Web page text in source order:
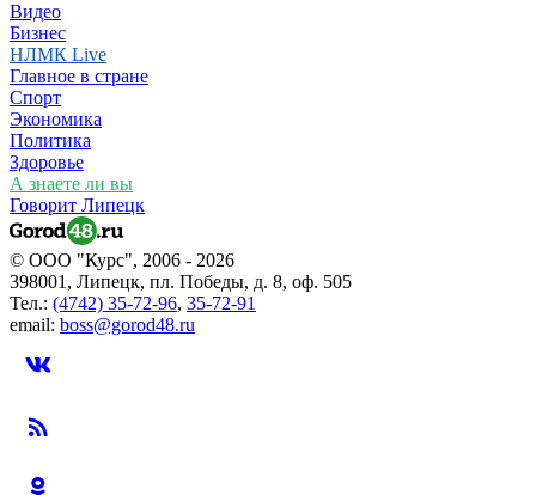
Видео
Бизнес
НЛМК Live
Главное в стране
Спорт
Экономика
Политика
Здоровье
А знаете ли вы
Говорит Липецк
© ООО "Курс", 2006 - 2026
398001, Липецк, пл. Победы, д. 8, оф. 505
Тел.: (4742) 35-72-96, 35-72-91
email: boss@gorod48.ru